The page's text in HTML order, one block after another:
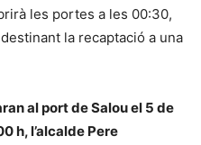
les portes a les 00:30,
la recaptació a una
al port de Salou el 5 de
h, l’alcalde Pere